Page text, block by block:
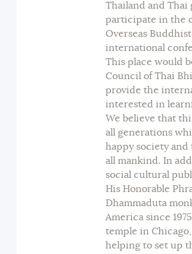
Thailand and Thai
participate in the
Overseas
international
This place would
Council of Thai
provide the
interested in
We believe that
all generations
happy society
all mankind. In
social cultural
His Honorable
Dhammaduta
America since
temple in
helping to set up